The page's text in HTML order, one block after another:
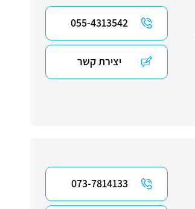
055-4313542
יצירת קשר
073-7814133